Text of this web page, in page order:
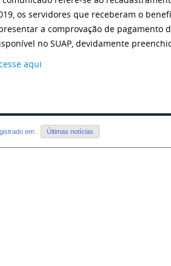
os servidores que receberam o
a comprovação de pagamento
no SUAP, devidamente
aqui
em: Últimas notícias